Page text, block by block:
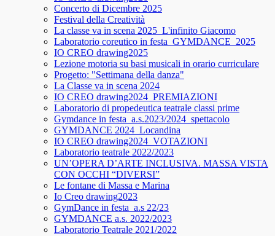
Concerto di Dicembre 2025
Festival della Creatività
La classe va in scena 2025_L'infinito Giacomo
Laboratorio coreutico in festa_GYMDANCE_2025
IO CREO drawing2025
Lezione motoria su basi musicali in orario curriculare
Progetto: "Settimana della danza"
La Classe va in scena 2024
IO CREO drawing2024_PREMIAZIONI
Laboratorio di propedeutica teatrale classi prime
Gymdance in festa_a.s.2023/2024_spettacolo
GYMDANCE 2024_Locandina
IO CREO drawing2024_VOTAZIONI
Laboratorio teatrale 2022/2023
UN’OPERA D’ARTE INCLUSIVA. MASSA VISTA
CON OCCHI “DIVERSI”
Le fontane di Massa e Marina
Io Creo drawing2023
GymDance in festa_a.s 22/23
GYMDANCE a.s. 2022/2023
Laboratorio Teatrale 2021/2022